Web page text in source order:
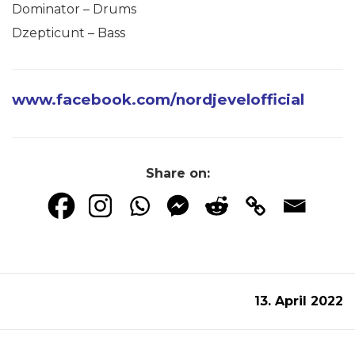
Dominator – Drums
Dzepticunt – Bass
www.facebook.com/nordjevelofficial
Share on:
13. April 2022